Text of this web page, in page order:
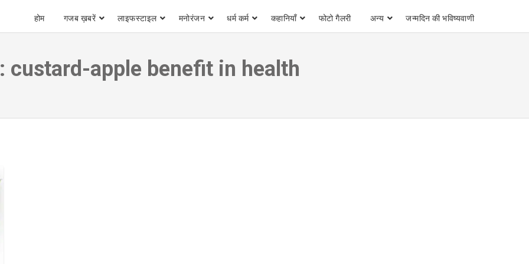
होम गजब ख़बरें लाइफस्टाइल मनोरंजन धर्म कर्म कहानियाँ फोटो गैलरी अन्य जन्मदिन की भविष्यवाणी
custard-apple benefit in health